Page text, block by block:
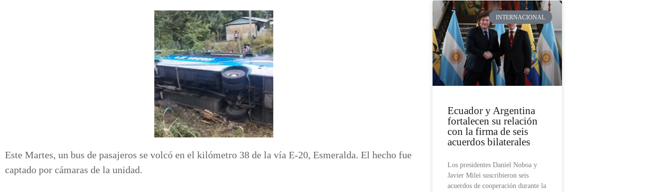
Este Martes, un bus de pasajeros se volcó en el kilómetro 38 de la vía E-20, Esmeralda. El hecho fue
captado por cámaras de la unidad.
INTERNACIONAL
Ecuador y Argentina
fortalecen su relación
con la firma de seis
acuerdos bilaterales
Los presidentes Daniel Noboa y
Javier Milei suscribieron seis
acuerdos de cooperación durante la